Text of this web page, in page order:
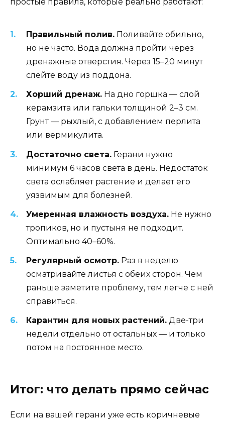
Правильный полив. Поливайте обильно,
но не часто. Вода должна пройти через
дренажные отверстия. Через 15–20 минут
слейте воду из поддона.
Хорший дренаж. На дно горшка — слой
керамзита или гальки толщиной 2–3 см.
Грунт — рыхлый, с добавлением перлита
или вермикулита.
Достаточно света. Герани нужно
минимум 6 часов света в день. Недостаток
света ослабляет растение и делает его
уязвимым для болезней.
Умеренная влажность воздуха. Не нужно
тропиков, но и пустыня не подходит.
Оптимально 40–60%.
Регулярный осмотр. Раз в неделю
осматривайте листья с обеих сторон. Чем
раньше заметите проблему, тем легче с ней
справиться.
Карантин для новых растений. Две-три
недели отдельно от остальных — и только
потом на постоянное место.
Итог: что делать прямо сейчас
Если на вашей герани уже есть коричневые